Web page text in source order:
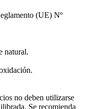
(UE) Nº
natural.
no deben utilizarse
Se recomienda